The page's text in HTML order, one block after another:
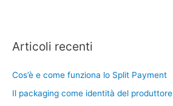
Articoli recenti
Cos’è e come funziona lo Split Payment
Il packaging come identità del produttore